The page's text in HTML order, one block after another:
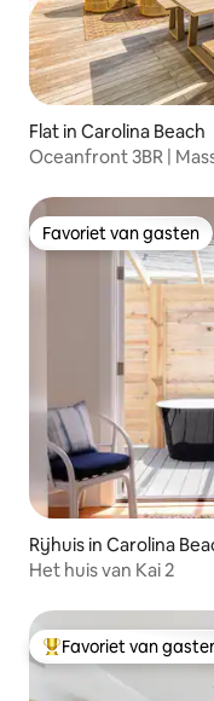
Flat in Carolina Beach
Oceanfront 3BR |
Favoriet van gasten
Favoriet van gasten
Rijhuis in Carolina
Het huis van Kai 2
Topfavoriet van
Favoriet van